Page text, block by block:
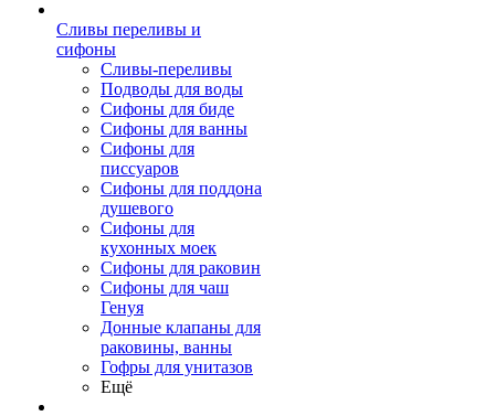
Сливы переливы и
сифоны
Сливы-переливы
Подводы для воды
Сифоны для биде
Сифоны для ванны
Сифоны для
писсуаров
Сифоны для поддона
душевого
Сифоны для
кухонных моек
Сифоны для раковин
Сифоны для чаш
Генуя
Донные клапаны для
раковины, ванны
Гофры для унитазов
Ещё